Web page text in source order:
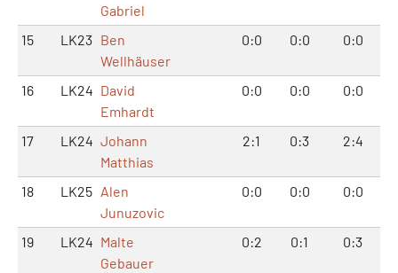
Gabriel
15 LK23 Ben
Wellhäuser
0:0 0:0 0:0
16 LK24 David
Emhardt
0:0 0:0 0:0
17 LK24 Johann
Matthias
2:1 0:3 2:4
18 LK25 Alen
Junuzovic
0:0 0:0 0:0
19 LK24 Malte
Gebauer
0:2 0:1 0:3